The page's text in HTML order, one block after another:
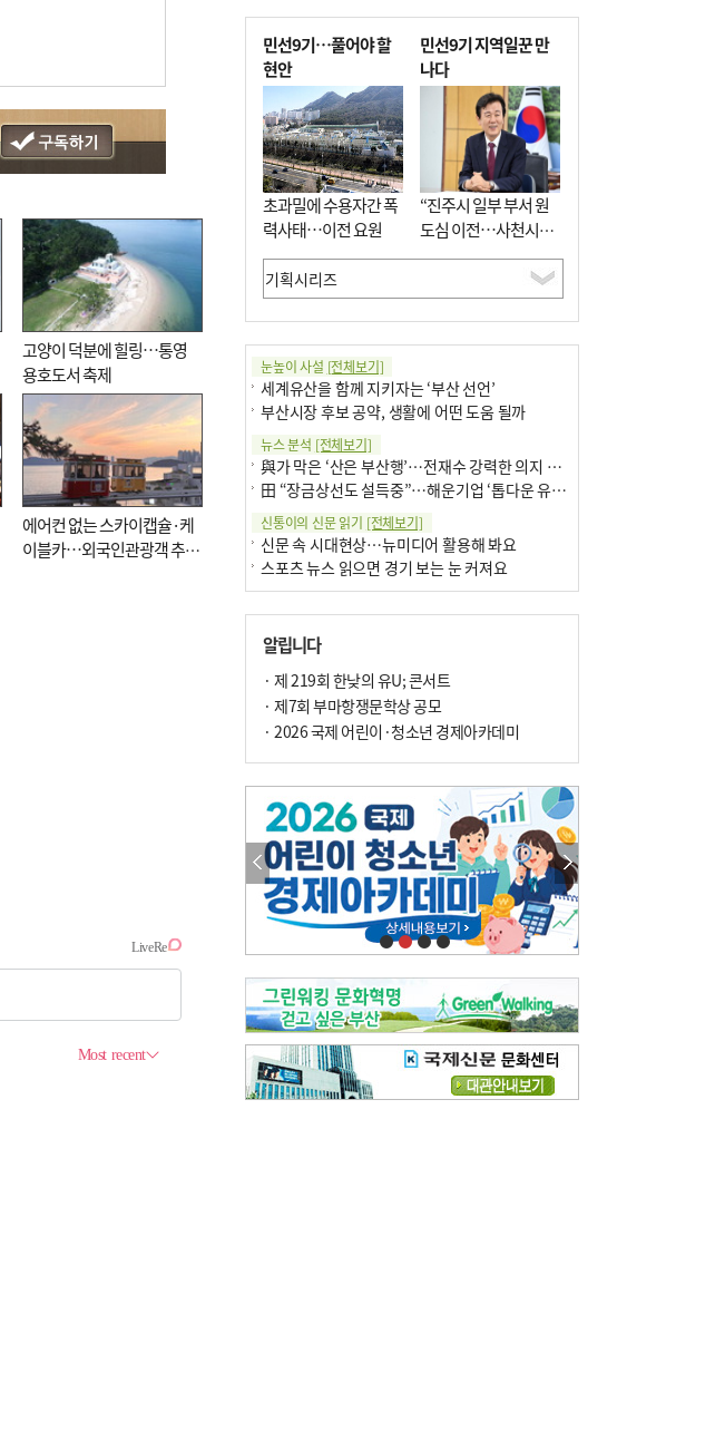
고양이 덕분에 힐링…통영
용호도서 축제
에어컨 없는 스카이캡슐·케
이블카…외국인관광객 추억
민선9기…풀어야 할
현안
초과밀에 수용자간 폭
력사태…이전 요원
민선9기 지역일꾼 만
나다
“진주시 일부 부서 원
도심 이전…사천시와
우주항공산업 협력”
눈높이 사설 [전체보기]
세계유산을 함께 지키자는 ‘부산 선언’
부산시장 후보 공약, 생활에 어떤 도움 될까
뉴스 분석 [전체보기]
與가 막은 ‘산은 부산행’…전재수 강력한 의지 표명 없인 공염불
田 “장금상선도 설득중”…해운기업 ‘톱다운 유치전’ 가속
신통이의 신문 읽기 [전체보기]
신문 속 시대현상…뉴미디어 활용해 봐요
스포츠 뉴스 읽으면 경기 보는 눈 커져요
구·군 승진 축하화분 관행 없애자니 소상공인 울상
팩트체크[전체보기]
의령 한우산 털중나리
한 손 뉴스[전체보기]
고향사랑기부제 세액공제, 내년부터 최대 560만 원
시민이 개발한 폭염 대응 앱 ‘그늘로’ 길안내 지도 등 인기
오늘의 날씨-[전체보기]
오늘의 날씨- 2026년 8월 10일
오늘의 날씨- 2026년 8월 7일
우리 결혼해요-[전체보기]
우리 결혼해요- 김홍윤·정세빈 커플
알립니다
· 제 219회 한낮의 유U; 콘서트
· 제7회 부마항쟁문학상 공모
· 2026 국제 어린이·청소년 경제아카데미